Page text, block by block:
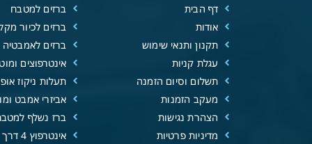
דף הבית
אודות
תקנון ותנאי שימוש
עגלת קניות
תשלום וסיום הזמנה
מעקב הזמנות
הצהרת נגישות
מדיניות פרטיות
ברזים למטבח
ברזים לכיור
ברזים לאמבטיה
אינטרפוצים
תעלות ניקוז
אביזרי אמבט
ברז נשלף
אינטרפוץ 4 דרך